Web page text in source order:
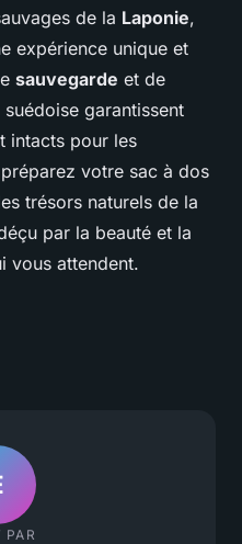
de la Laponie,
expérience unique et
sauvegarde et de
suédoise garantissent
intacts pour les
votre sac à dos
trésors naturels de la
par la beauté et la
vous attendent.
PAR